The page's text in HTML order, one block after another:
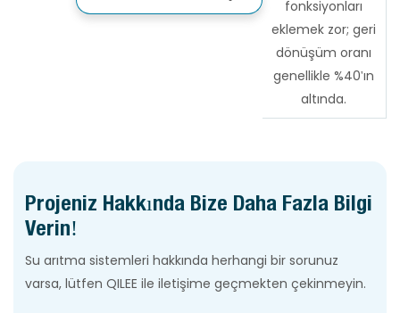
fonksiyonları
eklemek zor; geri
dönüşüm oranı
genellikle %40'ın
altında.
Projeniz Hakkında Bize Daha Fazla Bilgi
Verin!
Su arıtma sistemleri hakkında herhangi bir sorunuz
varsa, lütfen QILEE ile iletişime geçmekten çekinmeyin.